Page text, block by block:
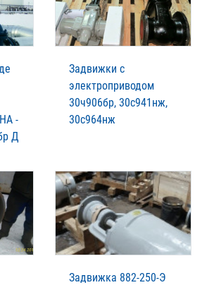
-
Д
Задвижки с
электроприводом
30ч906бр, 30с941нж,
30с964нж
Задвижка 882-250-Э